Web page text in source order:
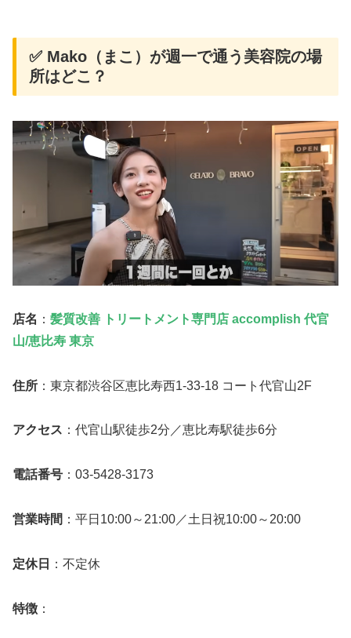
✅ Mako（まこ）が週一で通う美容院の場
所はどこ？
店名 ： 髪質改善 トリートメント専門店 accomplish 代官
山/恵比寿 東京
住所 ：東京都渋谷区恵比寿西1-33-18 コート代官山2F
アクセス ：代官山駅徒歩2分／恵比寿駅徒歩6分
電話番号 ：03-5428-3173
営業時間 ：平日10:00～21:00／土日祝10:00～20:00
定休日 ：不定休
特徴 ：